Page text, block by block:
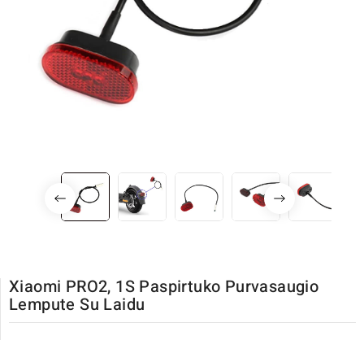
Xiaomi PRO2, 1S Paspirtuko Purvasaugio
Lempute Su Laidu